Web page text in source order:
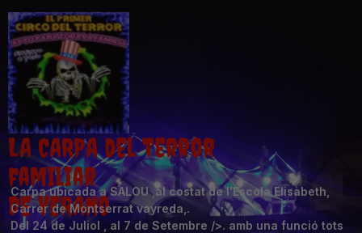
LA CARPA del terror
familiar
DE VERANO
Carpa ubicada a SALOU ,al costat de l'Escola Elisabeth,
Carrer de Montserrat vayreda,.
Del 24 de Juliol , al 7 de Setembre />. amb una funció tots